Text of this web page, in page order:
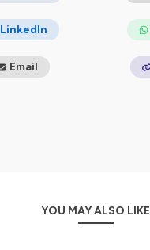
LinkedIn
Email
YOU MAY ALSO LIKE